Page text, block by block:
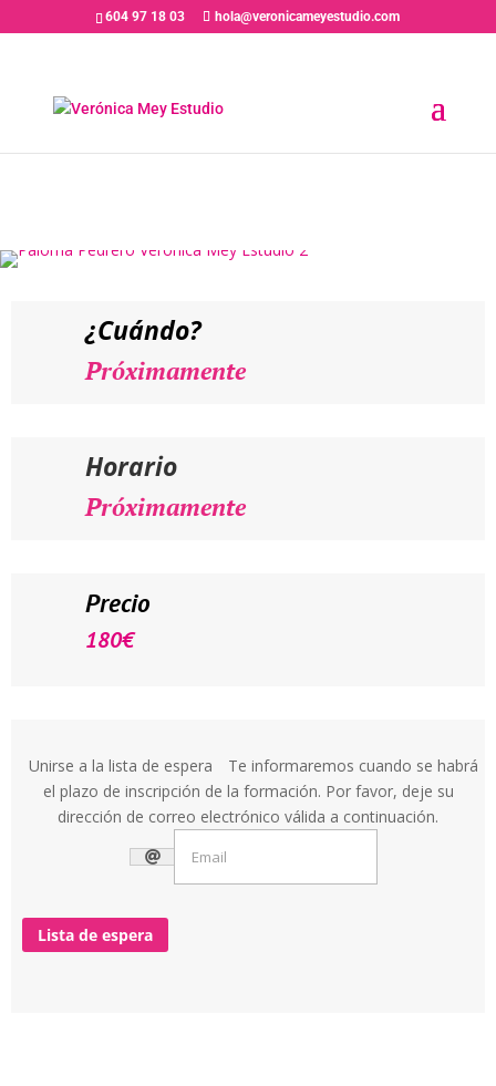
604 97 18 03 hola@veronicameyestudio.com
PRÓXIMAMENTE// PALOMA
PEDRERO – Curso “La
¿Cuándo?
Próximamente
Horario
Próximamente
Precio
180€
Unirse a la lista de espera
Te informaremos cuando se habrá
el plazo de inscripción de la formación. Por favor, deje su
dirección de correo electrónico válida a continuación.
Lista de espera